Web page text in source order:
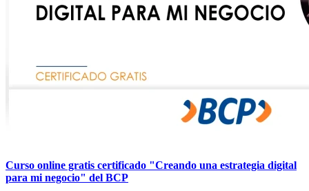
Curso online gratis certificado "Creando una estrategia digital
para mi negocio" del BCP